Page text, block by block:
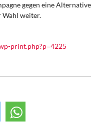
gegen eine Alternative
Wahl weiter.
print.php?p=4225